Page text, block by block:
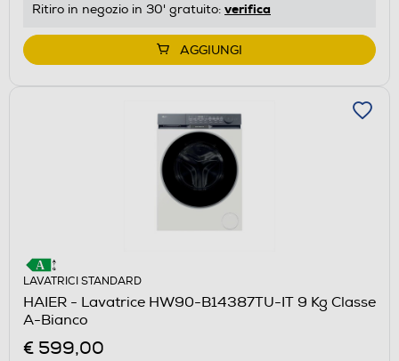
Ritiro in negozio in 30' gratuito: verifica
AGGIUNGI
LAVATRICI STANDARD
HAIER - Lavatrice HW90-B14387TU-IT 9 Kg Classe
A-Bianco
€ 599,00